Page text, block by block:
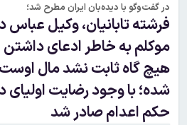
در گفت‌وگو با دیده‌بان ایران مطرح شد؛
فرشته تابانیان، وکیل
موکلم به خاطر ادعای
هیچ گاه ثابت نشد مال
شده؛ با وجود رضایت
حکم اعدام صادر شد